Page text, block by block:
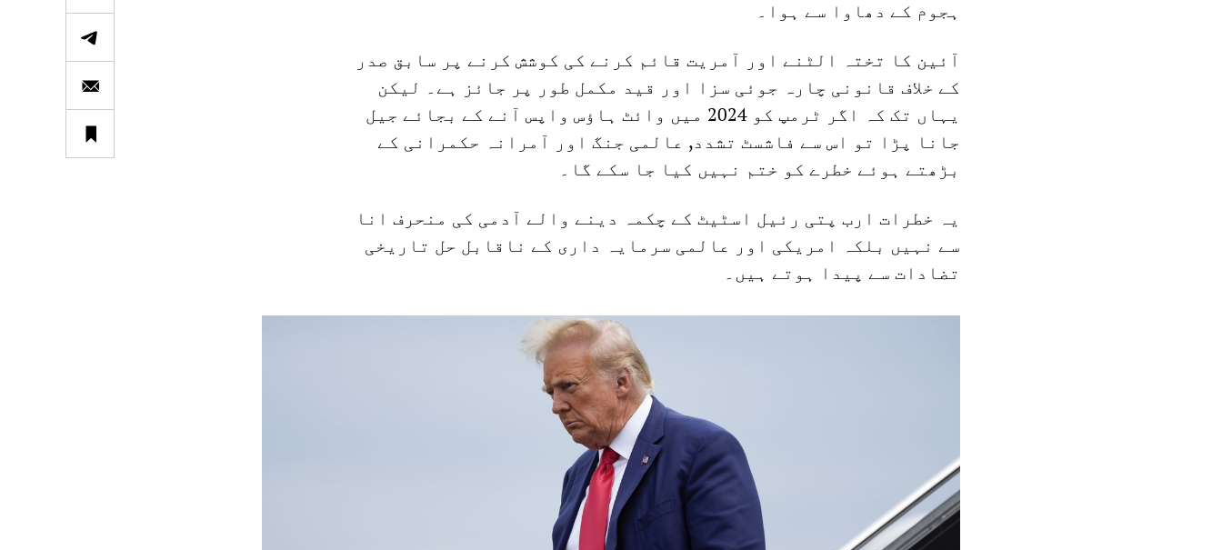
ہجوم کے دھاوا سے ہوا۔
آئین کا تختہ الٹنے اور آمریت قائم کرنے کی کوشش کرنے پر سابق صدر
کے خلاف قانونی چارہ جوئی سزا اور قید مکمل طور پر جائز ہے۔ لیکن
یہاں تک کہ اگر ٹرمپ کو 2024 میں وائٹ ہاؤس واپس آنے کے بجائے جیل
جانا پڑا تو اس سے فاشسٹ تشدد, عالمی جنگ اور آمرانہ حکمرانی کے
بڑھتے ہوئے خطرے کو ختم نہیں کیا جا سکے گا۔
یہ خطرات ارب پتی رئیل اسٹیٹ کے چکمہ دینے والے آدمی کی منحرف انا
سے نہیں بلکہ امریکی اور عالمی سرمایہ داری کے ناقابل حل تاریخی
تضادات سے پیدا ہوتے ہیں۔